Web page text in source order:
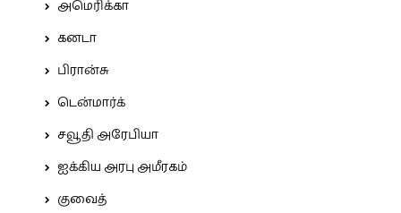
அமெரிக்கா
கனடா
பிரான்சு
டென்மார்க்
சவூதி அரேபியா
ஐக்கிய அரபு அமீரகம்
குவைத்